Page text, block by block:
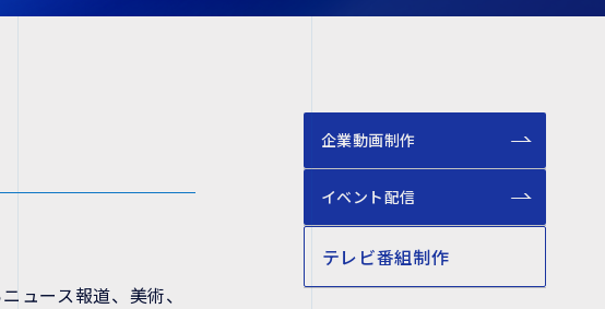
ュース報道、美術、
企業動画制作
イベント配信
テレビ番組制作